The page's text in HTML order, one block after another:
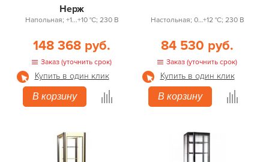
Нерж
Напольная; +1...+10 °С; 230 В
148 368 руб.
Заказ (уточнить срок)
Купить в один клик
В корзину
Настольная; 0…+12 °С; 230 В
84 530 руб.
Заказ (уточнить срок)
Купить в один клик
В корзину